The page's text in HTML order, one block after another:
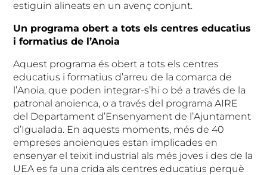
estiguin alineats en un avenç conjunt.
Un programa obert a tots els centres educatius
i formatius de l’Anoia
Aquest programa és obert a tots els centres
educatius i formatius d’arreu de la comarca de
l’Anoia, que poden integrar-s’hi o bé a través de la
patronal anoienca, o a través del programa AIRE
del Departament d’Ensenyament de l’Ajuntament
d’Igualada. En aquests moments, més de 40
empreses anoienques estan implicades en
ensenyar el teixit industrial als més joves i des de la
UEA es fa una crida als centres educatius perquè